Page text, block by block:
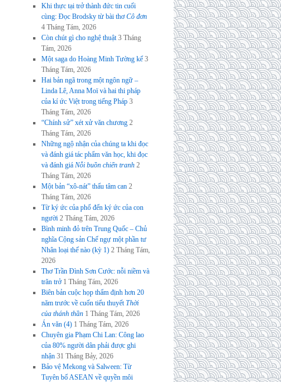
Khi thực tại trở thành đức tin cuối
cùng: Đọc Brodsky từ bài thơCô đơn
4 Tháng Tám, 2026
Còn chút gì cho nghệ thuật 3 Tháng
Tám, 2026
Một saga do Hoàng Minh Tường kể 3
Tháng Tám, 2026
Hai bản ngã trong một ngôn ngữ –
Linda Lê, Anna Moï và hai thi pháp
của kí ức Việt trong tiếng Pháp 3
Tháng Tám, 2026
“Chính sử” xét xử văn chương 2
Tháng Tám, 2026
Những ngộ nhận của chúng ta khi đọc
và đánh giá tác phẩm văn học, khi đọc
và đánh giá Nỗi buồn chiến tranh 2
Tháng Tám, 2026
Một bản “xô-nát” thấu tâm can 2
Tháng Tám, 2026
Từ ký ức của phố đến ký ức của con
người 2 Tháng Tám, 2026
Bình minh đỏ trên Trung Quốc – Chủ
nghĩa Cộng sản Chế ngự một phần tư
Nhân loại thế nào (kỳ 1) 2 Tháng Tám,
2026
Thơ Trần Đình Sơn Cước: nỗi niềm và
trăn trở 1 Tháng Tám, 2026
Biên bản cuộc họp thẩm định hơn 20
năm trước về cuốn tiểu thuyếtThời
của thánh thần 1 Tháng Tám, 2026
Án văn (4) 1 Tháng Tám, 2026
Chuyên gia Phạm Chi Lan: Công lao
của 80% người dân phải được ghi
nhận 31 Tháng Bảy, 2026
Bảo vệ Mekong và Salween: Từ
Tuyên bố ASEAN về quyền môi